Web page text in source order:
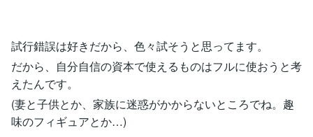
試行錯誤は好きだから、色々試そうと思ってます。
だから、自分自信の資本で使えるものはフルに使おうと考
えたんです。
(妻と子供とか、家族に迷惑がかからないところでね。趣
味のフィギュアとか…)